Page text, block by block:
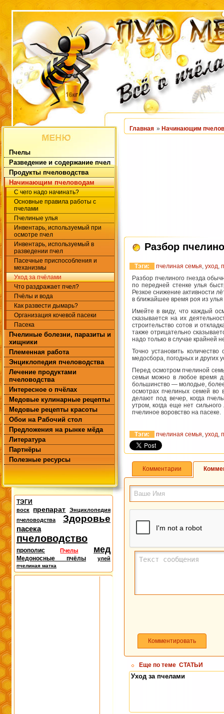
Пчелы
Разведение и содержание пчел
Продукты пчеловодства
Начинающим пчеловодам
С чего надо начинать?
Основные правила работы с
пчелами
Пчелиные улья
Инвентарь, используемый при
осмотре пчел
Инвентарь, используемый в
разведении пчел
Пасечные приспособления и
механизмы
Уход за пчёлами
Что раздражает пчел?
Пчёлы и вода
Как развести дымарь?
Организация кочевой пасеки
Пасека
Пчелиные болезни, паразиты и
хищники
Племенная работа
Энциклопедия пчеловодства
Лечение продуктами
пчеловодства
Интересное о пчёлах
Медовые кулинарные рецепты
Медовые рецепты красоты
Обои на Рабочий стол
Предложения на рынке мёда
Литература
Партнёры
Полезные ресурсы
ТЭГИ
воск препарат
Энциклопедия
пчеловодства
Здоровье
пасека
пчеловодство
прополис Пчелы мед
Медоносные пчёлы улей
пчелиная матка
Главная » Начинающим
Разбор
Тэги: пчелиная семья, уход,
Разбор пчелиного гнезда
по передней стенке улья
Резкое снижение активности
в ближайшее время роя из улья
Имейте в виду, что каждый
сказывается на их
строительство сотов и
также отрицательно
надо только в случае крайней
Точно установить
медосбора, погодных и других
Перед осмотром пчелиной
семьи можно в любое время
большинство — молодые, более
осмотрах пчелиных семей во
делают под вечер, когда
утром, когда еще нет
пчелиное воровство на пасеке.
Тэги: пчелиная семья, уход,
Комментарии
Комментировать
Еще по теме СТАТЬИ
Уход за пчелами